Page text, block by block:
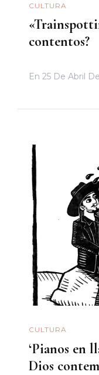
CULTURA
contentos?
En 25 De Abril
CULTURA
‘Pianos en
Dios